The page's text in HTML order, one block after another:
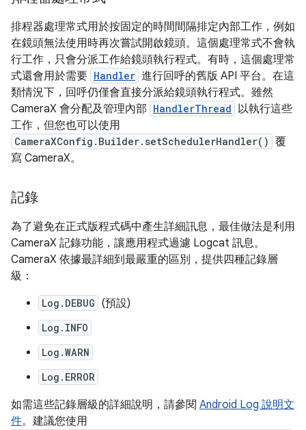
排程器處理常式用於按固定的時間間隔排定內部工作，例如
在鏡頭無法使用時再次嘗試開啟鏡頭。這個處理常式不會執
行工作，只會分派工作給鏡頭執行程式。有時，這個處理常
式還會用於需要 Handler 進行回呼的舊版 API 平台。在這
類情況下，回呼仍僅會直接分派給鏡頭執行程式。雖然
CameraX 會分配及管理內部 HandlerThread 以執行這些
工作，但您也可以使用
CameraXConfig.Builder.setSchedulerHandler() 覆
寫 CameraX。
記錄
為了避免在正式版程式碼中產生詳細訊息，最佳做法是利用
CameraX 記錄功能，讓應用程式過濾 Logcat 訊息。
CameraX 依據最詳細到最嚴重的區別，提供四種記錄層
級：
Log.DEBUG (預設)
Log.INFO
Log.WARN
Log.ERROR
如需這些記錄層級的詳細說明，請參閱 Android Log 說明文
件。建議您使用